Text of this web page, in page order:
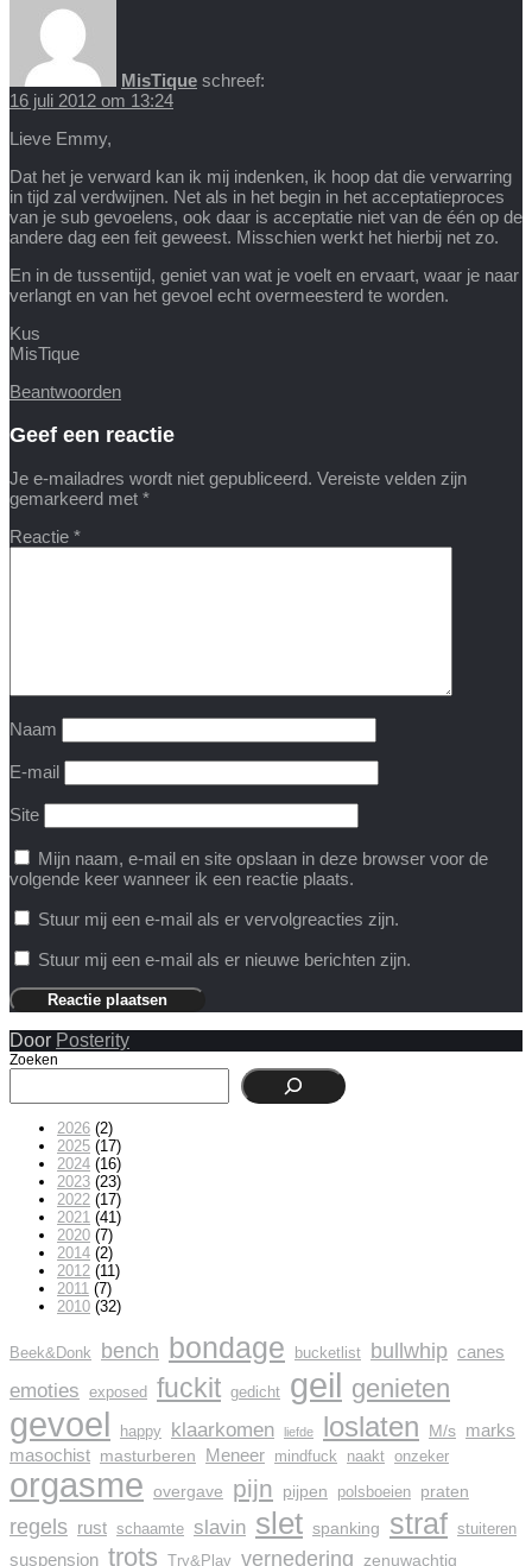
MisTique schreef:
16 juli 2012 om 13:24
Lieve Emmy,
Dat het je verward kan ik mij indenken, ik hoop dat die verwarring
in tijd zal verdwijnen. Net als in het begin in het acceptatieproces
van je sub gevoelens, ook daar is acceptatie niet van de één op de
andere dag een feit geweest. Misschien werkt het hierbij net zo.
En in de tussentijd, geniet van wat je voelt en ervaart, waar je naar
verlangt en van het gevoel echt overmeesterd te worden.
Kus
MisTique
Beantwoorden
Geef een reactie
Je e-mailadres wordt niet gepubliceerd. Vereiste velden zijn
gemarkeerd met *
Reactie *
Naam
E-mail
Site
Mijn naam, e-mail en site opslaan in deze browser voor de
volgende keer wanneer ik een reactie plaats.
Stuur mij een e-mail als er vervolgreacties zijn.
Stuur mij een e-mail als er nieuwe berichten zijn.
Door Posterity
Zoeken
2026 (2)
2025 (17)
2024 (16)
2023 (23)
2022 (17)
2021 (41)
2020 (7)
2014 (2)
2012 (11)
2011 (7)
2010 (32)
Beek&Donk bench bondage bucketlist bullwhip canes
emoties exposed fuckit gedicht geil genieten
gevoel happy klaarkomen liefde loslaten M/s marks
masochist masturberen Meneer mindfuck naakt onzeker
orgasme overgave pijn pijpen polsboeien praten
regels rust schaamte slavin slet spanking straf stuiteren
suspension trots Try&Play vernedering zenuwachtig